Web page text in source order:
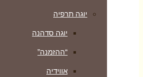
יוגה תרפיה
יוגה סדהנה
“ההזמנה”
אווידיה